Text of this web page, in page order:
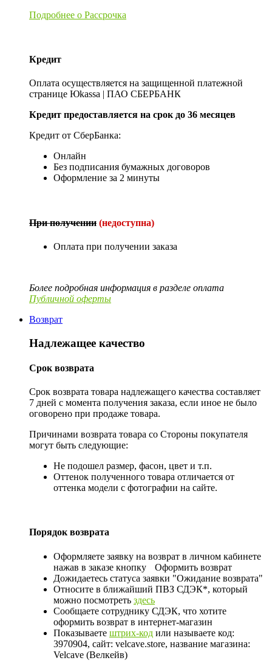
Подробнее о Рассрочка
Кредит
Оплата осуществляется на защищенной платежной
странице Юkassa | ПАО СБЕРБАНК
Кредит предоставляется на срок до 36 месяцев
Кредит от СберБанка:
Онлайн
Без подписания бумажных договоров
Оформление за 2 минуты
При получении (недоступна)
Оплата при получении заказа
Более подробная информация в разделе оплата
Публичной оферты
Возврат
Надлежащее качество
Срок возврата
Срок возврата товара надлежащего качества составляет
7 дней с момента получения заказа, если иное не было
оговорено при продаже товара.
Причинами возврата товара со Стороны покупателя
могут быть следующие:
Не подошел размер, фасон, цвет и т.п.
Оттенок полученного товара отличается от
оттенка модели с фотографии на сайте.
Порядок возврата
Оформляете заявку на возврат в личном кабинете
нажав в заказе кнопку
Оформить возврат
Дожидаетесь статуса заявки "Ожидание возврата"
Относите в ближайший ПВЗ СДЭК*, который
можно посмотреть здесь
Сообщаете сотруднику СДЭК, что хотите
оформить возврат в интернет-магазин
Показываете штрих-код или называете код:
3970904, сайт: velcave.store, название магазина:
Velcave (Велкейв)